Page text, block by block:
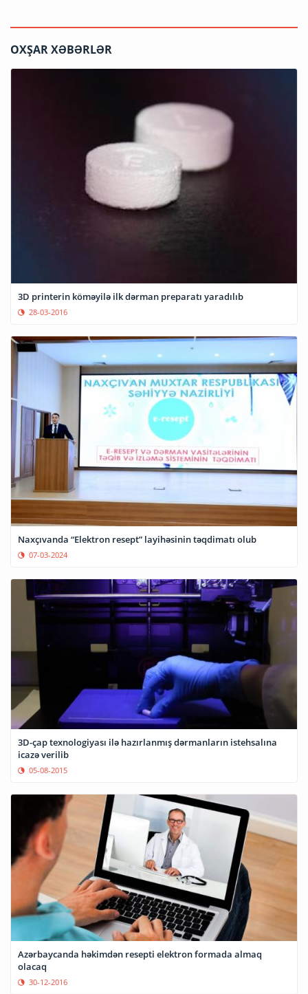
OXŞAR XƏBƏRLƏR
3D printerin köməyilə ilk dərman preparatı yaradılıb
28-03-2016
Naxçıvanda “Elektron resept” layihəsinin təqdimatı olub
07-03-2024
3D-çap texnologiyası ilə hazırlanmış dərmanların istehsalına
icazə verilib
05-08-2015
Azərbaycanda həkimdən resepti elektron formada almaq
olacaq
30-12-2016